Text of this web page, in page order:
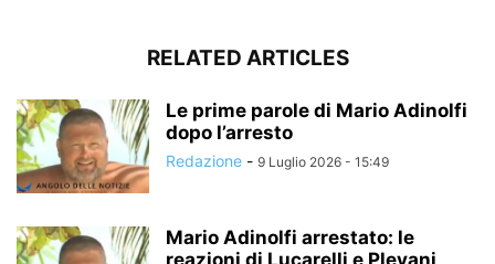
RELATED ARTICLES
Le prime parole di Mario Adinolfi
dopo l’arresto
Redazione - 9 Luglio 2026 - 15:49
Mario Adinolfi arrestato: le